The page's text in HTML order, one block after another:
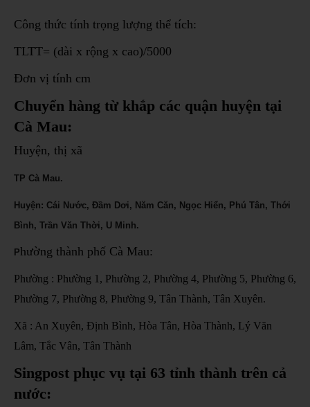
Công thức tính trọng lượng thể tích:
TLTT= (dài x rộng x cao)/5000
Đơn vị tính cm
Chuyển hàng từ khắp các quận huyện tại
Cà Mau:
Huyện, thị xã
TP Cà Mau.
Huyện: Cái Nước, Đầm Dơi, Năm Căn, Ngọc Hiển, Phú Tân, Thới
Bình, Trần Văn Thời, U Minh.
Phường thành phố Cà Mau:
Phường : Phường 1, Phường 2, Phường 4, Phường 5, Phường 6,
Phường 7, Phường 8, Phường 9, Tân Thành, Tân Xuyên.
Xã : An Xuyên, Định Bình, Hòa Tân, Hòa Thành, Lý Văn
Lâm, Tắc Vân, Tân Thành
Singpost phục vụ tại 63 tỉnh thành trên cả
nước: